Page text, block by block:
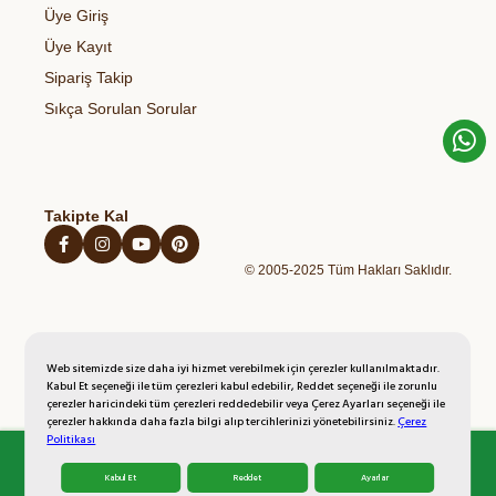
Web sitemizde size daha iyi hizmet verebilmek için çerezler kullanılmaktadır.
Kabul Et seçeneği ile tüm çerezleri kabul edebilir, Reddet seçeneği ile zorunlu
çerezler haricindeki tüm çerezleri reddedebilir veya Çerez Ayarları seçeneği ile
çerezler hakkında daha fazla bilgi alıp tercihlerinizi yönetebilirsiniz.Çerez
Politikası
Kabul Et Reddet Ayarlar
Blog
Sağlıklı Atıştırmalıklar
Kahvaltılıklar
Hazır Unlu Mamulleri
Açık Rıza Metni
Kişisel Verilerin Korunması Politikası
İptal İade Şartları
Mesafeli Satış Sözleşmesi
Üye Giriş
Üye Kayıt
Sipariş Takip
Sıkça Sorulan Sorular
Takipte Kal
© 2005-2025 Tüm Hakları Saklıdır.